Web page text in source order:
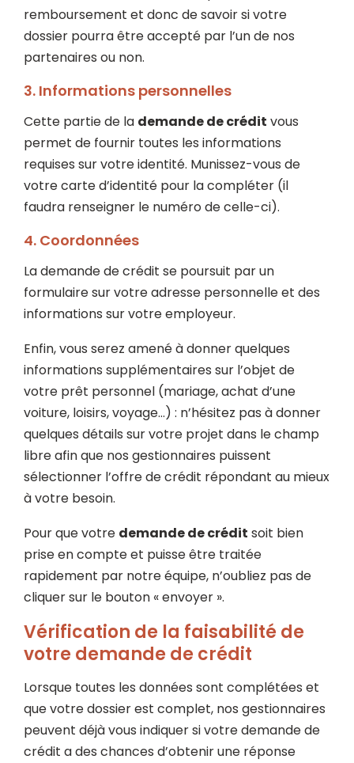
remboursement et donc de savoir si votre
dossier pourra être accepté par l’un de nos
partenaires ou non.
3. Informations personnelles
Cette partie de la demande de crédit vous
permet de fournir toutes les informations
requises sur votre identité. Munissez-vous de
votre carte d’identité pour la compléter (il
faudra renseigner le numéro de celle-ci).
4. Coordonnées
La demande de crédit se poursuit par un
formulaire sur votre adresse personnelle et des
informations sur votre employeur.
Enfin, vous serez amené à donner quelques
informations supplémentaires sur l’objet de
votre prêt personnel (mariage, achat d’une
voiture, loisirs, voyage…) : n’hésitez pas à donner
quelques détails sur votre projet dans le champ
libre afin que nos gestionnaires puissent
sélectionner l’offre de crédit répondant au mieux
à votre besoin.
Pour que votre demande de crédit soit bien
prise en compte et puisse être traitée
rapidement par notre équipe, n’oubliez pas de
cliquer sur le bouton « envoyer ».
Vérification de la faisabilité de
votre demande de crédit
Lorsque toutes les données sont complétées et
que votre dossier est complet, nos gestionnaires
peuvent déjà vous indiquer si votre demande de
crédit a des chances d’obtenir une réponse